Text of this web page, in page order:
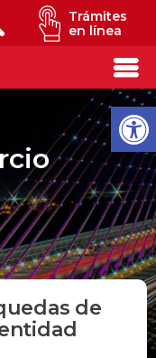
Trámites
en línea
de